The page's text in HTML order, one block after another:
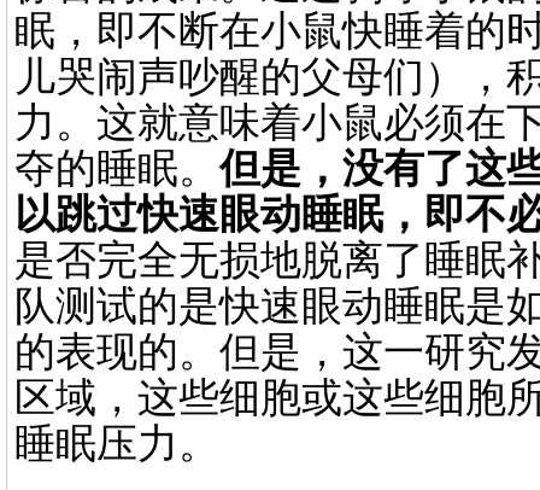
眠，即不断在小鼠快睡着的
儿哭闹声吵醒的父母们），
力。这就意味着小鼠必须在
夺的睡眠。但是，没有了这
以跳过快速眼动睡眠，即不
是否完全无损地脱离了睡眠
队测试的是快速眼动睡眠是
的表现的。但是，这一研究
区域，这些细胞或这些细胞
睡眠压力。